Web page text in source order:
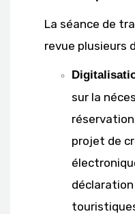
La séance de
revue plusieurs
sur la
projet de